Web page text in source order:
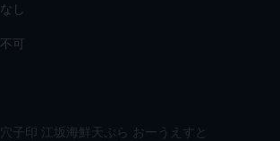
なし
不可
穴子印 江坂海鮮天ぷら おーうえすと